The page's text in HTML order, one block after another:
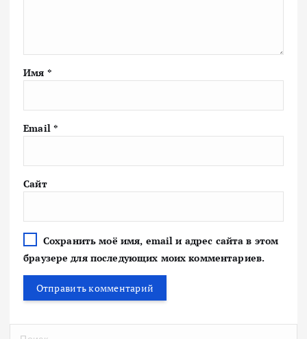
Имя *
Email *
Сайт
Сохранить моё имя, email и адрес сайта в этом
браузере для последующих моих комментариев.